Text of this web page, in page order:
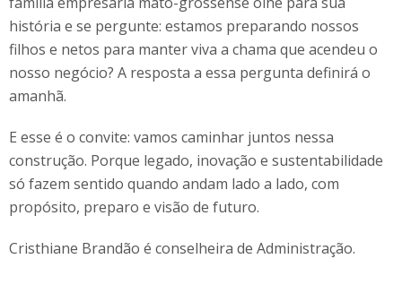
história e se pergunte: estamos preparando nossos
filhos e netos para manter viva a chama que acendeu o
nosso negócio? A resposta a essa pergunta definirá o
amanhã.
E esse é o convite: vamos caminhar juntos nessa
construção. Porque legado, inovação e sustentabilidade
só fazem sentido quando andam lado a lado, com
propósito, preparo e visão de futuro.
Cristhiane Brandão é conselheira de Administração.